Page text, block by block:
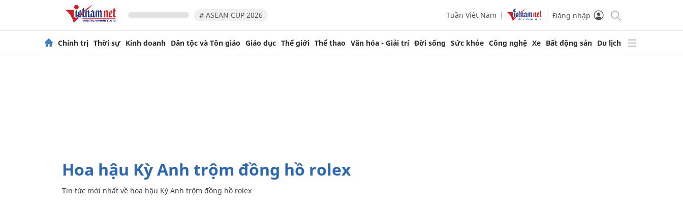
# ASEAN CUP 2026 Tuần Việt Nam Đăng nhập
Chính trị Thời sự Kinh doanh Dân tộc và Tôn giáo Giáo dục Thế giới Thể thao Văn hóa - Giải trí Đời sống Sức khỏe Công nghệ Xe Bất động sản Du lịch
hoa hậu Kỳ Anh trộm đồng hồ rolex
Tin tức mới nhất về hoa hậu Kỳ Anh trộm đồng hồ rolex